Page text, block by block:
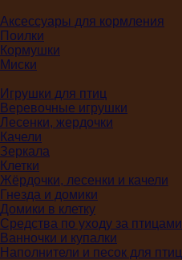
Аксессуары для кормления
Поилки
Кормушки
Миски
Игрушки для птиц
Веревочные игрушки
Лесенки, жердочки
Качели
Зеркала
Клетки
Жёрдочки, лесенки и качели
Гнезда и домики
Домики в клетку
Средства по уходу за птицами
Ванночки и купалки
Наполнители и песок для птиц